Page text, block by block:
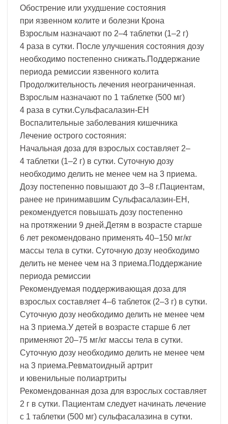
Обострение или ухудшение состояния
при язвенном колите и болезни Крона
Взрослым назначают по 2–4 таблетки (1–2 г)
4 раза в сутки. После улучшения состояния дозу
необходимо постепенно снижать.Поддержание
периода ремиссии язвенного колита
Продолжительность лечения неограниченная.
Взрослым назначают по 1 таблетке (500 мг)
4 раза в сутки.Сульфасалазин-ЕН
Воспалительные заболевания кишечника
Лечение острого состояния:
Начальная доза для взрослых составляет 2–
4 таблетки (1–2 г) в сутки. Суточную дозу
необходимо делить не менее чем на 3 приема.
Дозу постепенно повышают до 3–8 г.Пациентам,
ранее не принимавшим Сульфасалазин-ЕН,
рекомендуется повышать дозу постепенно
на протяжении 9 дней.Детям в возрасте старше
6 лет рекомендовано применять 40–150 мг/кг
массы тела в сутки. Суточную дозу необходимо
делить не менее чем на 3 приема.Поддержание
периода ремиссии
Рекомендуемая поддерживающая доза для
взрослых составляет 4–6 таблеток (2–3 г) в сутки.
Суточную дозу необходимо делить не менее чем
на 3 приема.У детей в возрасте старше 6 лет
применяют 20–75 мг/кг массы тела в сутки.
Суточную дозу необходимо делить не менее чем
на 3 приема.Ревматоидный артрит
и ювенильные полиартриты
Рекомендованная доза для взрослых составляет
2 г в сутки. Пациентам следует начинать лечение
с 1 таблетки (500 мг) сульфасалазина в сутки.